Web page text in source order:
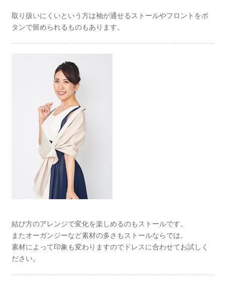
取り扱いにくいという方は袖が通せるストールやフロントをボ
タンで留められるものもあります。
結び方のアレンジで変化を楽しめるのもストールです。
またオーガンジーなど素材の多さもストールならでは。
素材によって印象も変わりますのでドレスに合わせてお試しく
ださい。